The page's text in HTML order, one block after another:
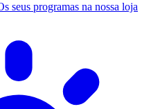
seus programas na nossa loja